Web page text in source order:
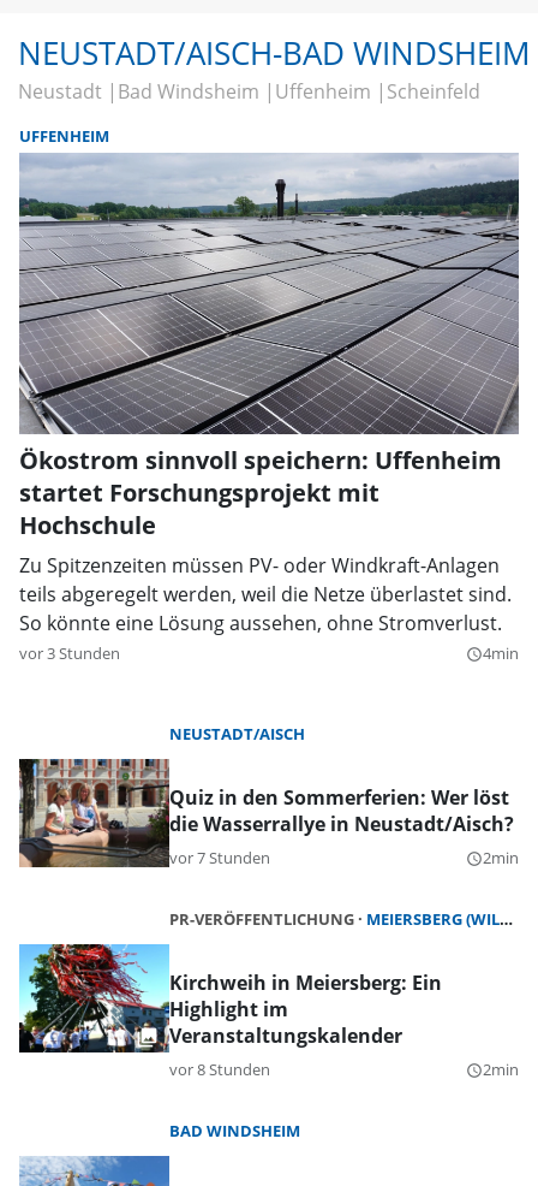
NEUSTADT/AISCH-BAD WINDSHEIM
Neustadt Bad Windsheim Uffenheim Scheinfeld
UFFENHEIM
Ökostrom sinnvoll speichern: Uffenheim
startet Forschungsprojekt mit
Hochschule
Zu Spitzenzeiten müssen PV- oder Windkraft-Anlagen
teils abgeregelt werden, weil die Netze überlastet sind.
So könnte eine Lösung aussehen, ohne Stromverlust.
vor 3 Stunden query_builder4min
NEUSTADT/AISCH
Quiz in den Sommerferien: Wer löst
die Wasserrallye in Neustadt/Aisch?
vor 7 Stunden query_builder2min
PR-VERÖFFENTLICHUNG MEIERSBERG (WILHERMSDORF)
Kirchweih in Meiersberg: Ein
Highlight im
Veranstaltungskalender
vor 8 Stunden query_builder2min
BAD WINDSHEIM